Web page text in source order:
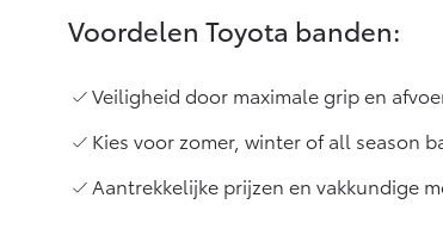
Voordelen Toyota banden:
Veiligheid door maximale grip en
Kies voor zomer, winter of all season
Aantrekkelijke prijzen en vakkundige